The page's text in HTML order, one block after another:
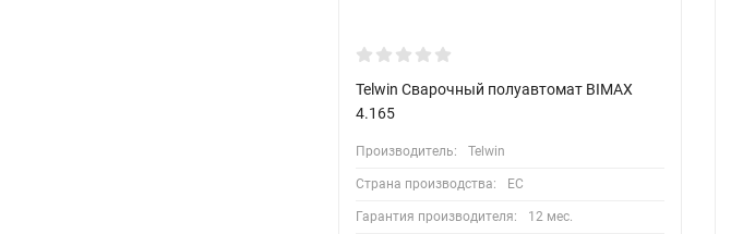
Telwin Сварочный полуавтомат BIMAX
4.165
Производитель: Telwin
Страна производства: EC
Гарантия производителя: 12 мес.